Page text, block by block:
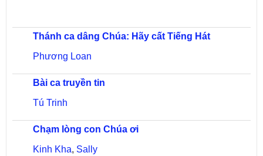
Thánh ca dâng Chúa: Hãy cất Tiếng Hát
Phương Loan
Bài ca truyền tin
Tú Trinh
Chạm lòng con Chúa ơi
Kinh Kha, Sally